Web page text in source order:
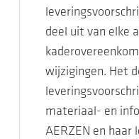
deel uit van elke
wijzigingen. Het
materiaal- en
AERZEN en haar